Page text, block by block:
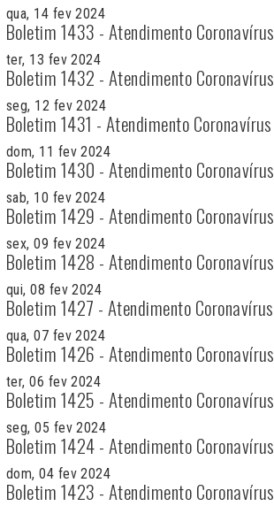
qua, 14 fev 2024
Boletim 1433 - Atendimento Coronavírus
ter, 13 fev 2024
Boletim 1432 - Atendimento Coronavírus
seg, 12 fev 2024
Boletim 1431 - Atendimento Coronavírus
dom, 11 fev 2024
Boletim 1430 - Atendimento Coronavírus
sab, 10 fev 2024
Boletim 1429 - Atendimento Coronavírus
sex, 09 fev 2024
Boletim 1428 - Atendimento Coronavírus
qui, 08 fev 2024
Boletim 1427 - Atendimento Coronavírus
qua, 07 fev 2024
Boletim 1426 - Atendimento Coronavírus
ter, 06 fev 2024
Boletim 1425 - Atendimento Coronavírus
seg, 05 fev 2024
Boletim 1424 - Atendimento Coronavírus
dom, 04 fev 2024
Boletim 1423 - Atendimento Coronavírus